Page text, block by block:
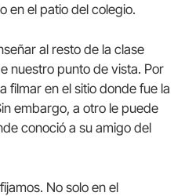
en el patio del colegio.
al resto de la clase
nuestro punto de vista. Por
filmar en el sitio donde fue la
embargo, a otro le puede
conoció a su amigo del
No solo en el